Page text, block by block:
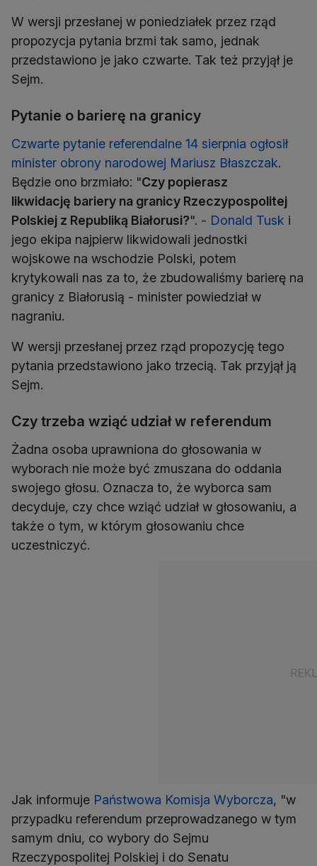
W wersji przesłanej w poniedziałek przez rząd
propozycja pytania brzmi tak samo, jednak
przedstawiono je jako czwarte. Tak też przyjął je
Sejm.
Pytanie o barierę na granicy
Czwarte pytanie referendalne 14 sierpnia ogłosił
minister obrony narodowej Mariusz Błaszczak.
Będzie ono brzmiało: "Czy popierasz
likwidację bariery na granicy Rzeczypospolitej
Polskiej z Republiką Białorusi?". - Donald Tusk i
jego ekipa najpierw likwidowali jednostki
wojskowe na wschodzie Polski, potem
krytykowali nas za to, że zbudowaliśmy barierę na
granicy z Białorusią - minister powiedział w
nagraniu.
W wersji przesłanej przez rząd propozycję tego
pytania przedstawiono jako trzecią. Tak przyjął ją
Sejm.
Czy trzeba wziąć udział w referendum
Żadna osoba uprawniona do głosowania w
wyborach nie może być zmuszana do oddania
swojego głosu. Oznacza to, że wyborca sam
decyduje, czy chce wziąć udział w głosowaniu, a
także o tym, w którym głosowaniu chce
uczestniczyć.
Jak informuje Państwowa Komisja Wyborcza, "w
przypadku referendum przeprowadzanego w tym
samym dniu, co wybory do Sejmu
Rzeczypospolitej Polskiej i do Senatu